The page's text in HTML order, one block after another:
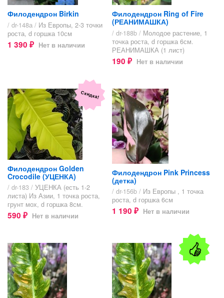
Филодендрон Birkin
/ dr-148а / Из Европы, 2-3 точки
роста, d горшка 10см
1 390 ₽ Нет в наличии
Филодендрон Ring of Fire
(РЕАНИМАШКА)
/ dr-188b / Молодое растение, 1
точка роста, d горшка 6см.
РЕАНИМАШКА (1 лист)
190 ₽ Нет в наличии
Скидка!
Филодендрон Golden
Crocodile (УЦЕНКА)
/ dr-183 / УЦЕНКА (есть 1-2
листа) Из Азии, 1 точка роста,
грунт мох, d горшка 8см.
590 ₽ Нет в наличии
Филодендрон Pink Princess
(детка)
/ dr-156b / Из Европы , 1 точка
роста, d горшка 6см
1 190 ₽ Нет в наличии